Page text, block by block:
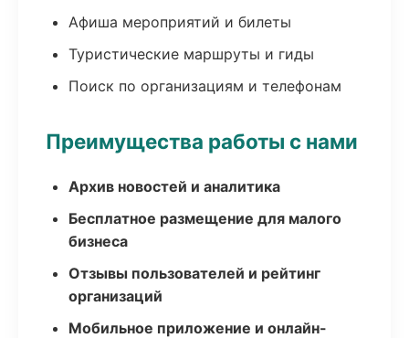
Афиша мероприятий и билеты
Туристические маршруты и гиды
Поиск по организациям и телефонам
Преимущества работы с нами
Архив новостей и аналитика
Бесплатное размещение для малого
бизнеса
Отзывы пользователей и рейтинг
организаций
Мобильное приложение и онлайн-